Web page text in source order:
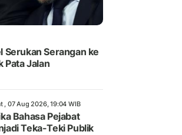
Serangan ke
Pata Jalan
, 07 Aug 2026, 19:04 WIB
Bahasa Pejabat
Teka-Teki Publik